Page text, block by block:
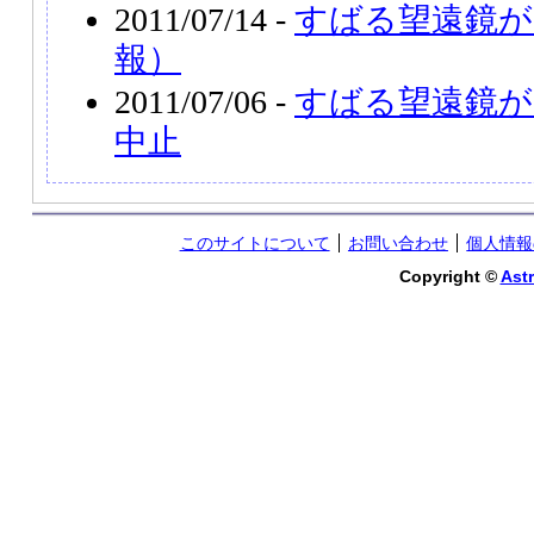
2011/07/14 - すばる望遠鏡
報）
2011/07/06 - すばる望遠鏡
中止
このサイトについて お問い合わせ
個人情
Copyright ©